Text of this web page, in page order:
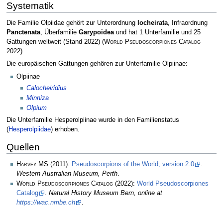
Systematik
Die Familie Olpiidae gehört zur Unterordnung Iocheirata, Infraordnung
Panctenata, Überfamilie Garypoideaund hat 1 Unterfamilie und 25
Gattungen weltweit (Stand 2022) (World Pseudoscorpiones Catalog
2022).
Die europäischen Gattungen gehören zur Unterfamilie Olpiinae:
Olpiinae
Calocheiridius
Minniza
Olpium
Die Unterfamilie Hesperolpiinae wurde in den Familienstatus
(Hesperolpiidae) erhoben.
Quellen
Harvey MS (2011): Pseudoscorpions of the World, version 2.0
Western Australian Museum, Perth
World Pseudoscorpiones Catalog (2022): World Pseudoscorpiones
Catalog
. Natural History Museum Bern, online at
https://wac.nmbe.ch
.